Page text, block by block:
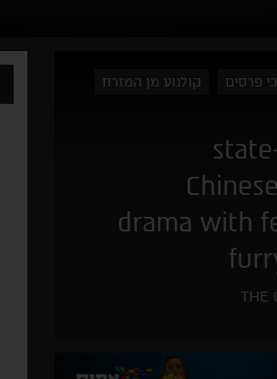
פרסים קולנוע מן המזרח
drama with
THE